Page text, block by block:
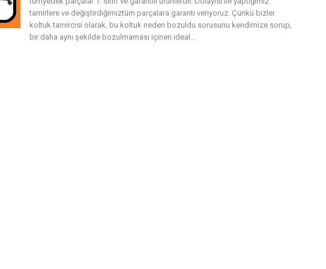
tamirlere ve değiştirdiğimiztüm parçalara garanti veriyoruz. Çünkü bizler
koltuk tamircisi olarak, bu koltuk neden bozuldu sorusunu kendimize sorup,
bir daha aynı şekilde bozulmaması içinen ideal...